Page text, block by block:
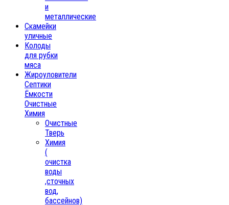
и
металлические
Скамейки
уличные
Колоды
для рубки
мяса
Жироуловители
Септики
Ёмкости
Очистные
Химия
Очистные
Тверь
Химия
(
очистка
воды
,сточных
вод,
бассейнов)